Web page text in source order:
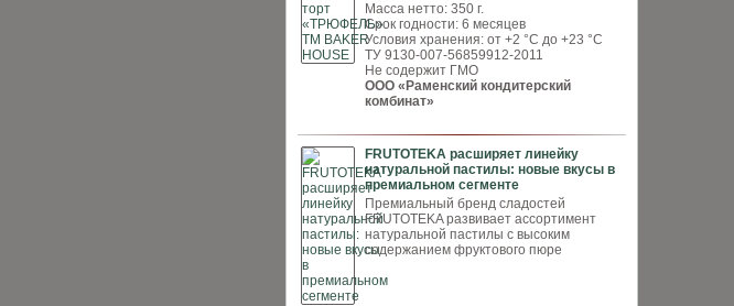
Масса нетто: 350 г.
Срок годности: 6 месяцев
Условия хранения: от +2 °С до +23 °С
ТУ 9130-007-56859912-2011
Не содержит ГМО
ООО «Раменский кондитерский
комбинат»
FRUTOTEKA расширяет линейку
натуральной пастилы: новые вкусы в
премиальном сегменте
Премиальный бренд сладостей
FRUTOTEKA развивает ассортимент
натуральной пастилы с высоким
содержанием фруктового пюре